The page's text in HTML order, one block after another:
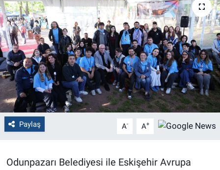
Paylaş A- A+
Odunpazarı Belediyesi ile Eskişehir Avrupa
Bilecik
Kütahya
Gezi
Genel
Çevre
Magazin